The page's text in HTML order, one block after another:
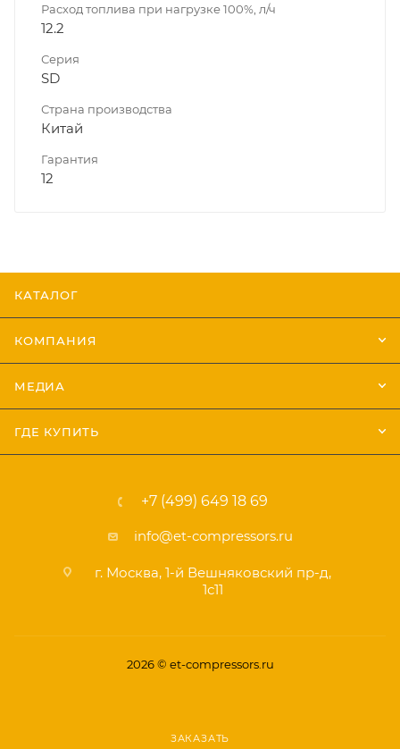
ЗАКАЗАТЬ
Расход топлива при нагрузке 100%, л/ч
12.2
Серия
SD
Страна производства
Китай
Гарантия
12
КАТАЛОГ
КОМПАНИЯ
МЕДИА
ГДЕ КУПИТЬ
+7 (499) 649 18 69
info@et-compressors.ru
г. Москва, 1-й Вешняковский пр-д,
1с11
2026 © et-compressors.ru